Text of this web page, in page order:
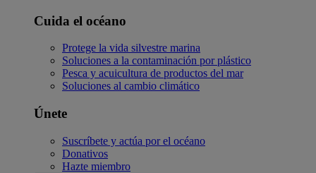
Cuida el océano
Protege la vida silvestre marina
Soluciones a la contaminación por plástico
Pesca y acuicultura de productos del mar
Soluciones al cambio climático
Únete
Suscríbete y actúa por el océano
Donativos
Hazte miembro